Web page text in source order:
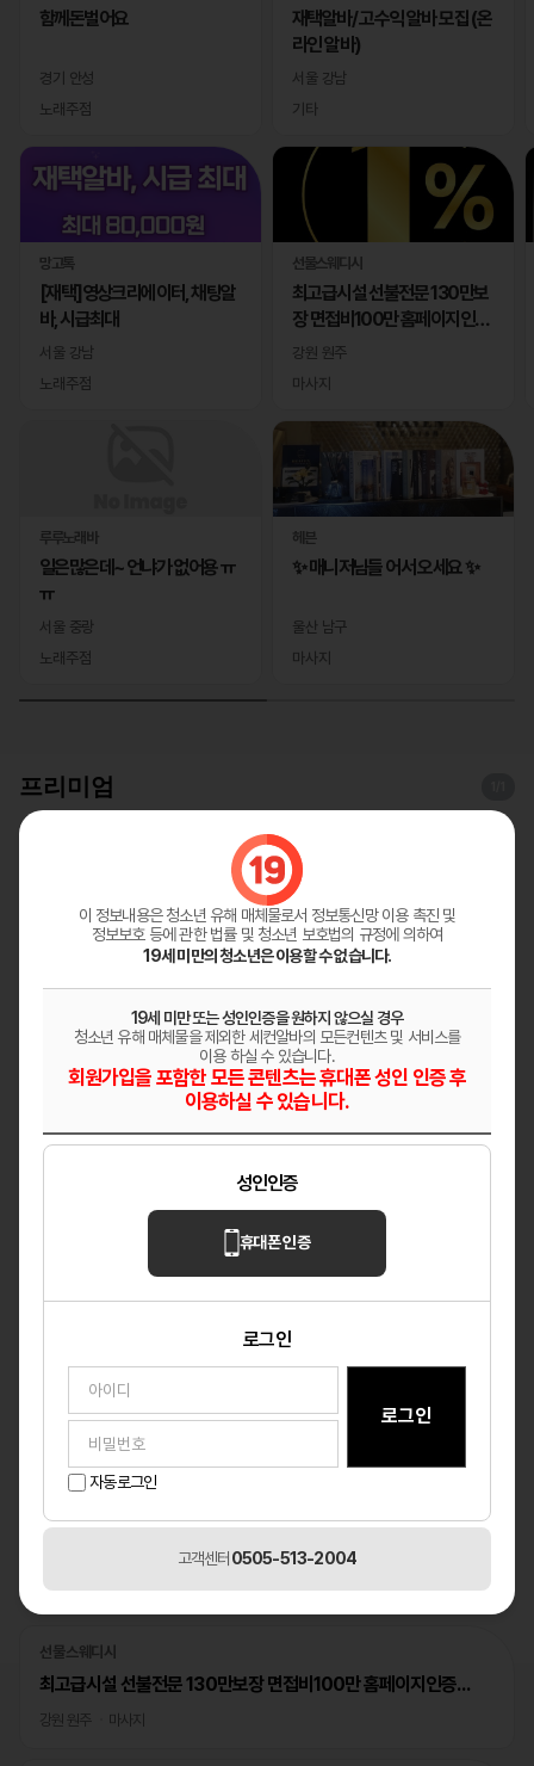
함께돈벌어요
경기 안성
노래주점
망고톡
[재택]영상크리에이터, 채팅알
바, 시급최대
서울 강남
노래주점
루루노래바
일은많은데~ 언냐가 없어용 ㅠ
ㅠ
서울 중랑
노래주점
재택알바/ 고수익 알바 모집 (온
라인 알바)
서울 강남
기타
선물스웨디시
최고급시설 선불전문 130만보
장 면접비100만 홈페이지인증
완료
강원 원주
마사지
헤븐
✨ 매니저님들 어서 오세요 ✨
울산 남구
마사지
프리미엄
원주 혁신도시 「레이테라피」│페이12만│숙소
지원│교통비지원
강원 원주 마사지
헤븐
✨ 매니저님들 어서 오세요 ✨
울산 남구 마사지
깨끗한 분위기의 샵 상시모집
마사지
베스트
선물스웨디시
최고급시설 선불전문 130만보장 면접비100만 홈페이지인증완료
강원 원주 마사지
이 정보내용은 청소년 유해 매체물로서 정보통신망 이용 촉진 및
정보보호 등에 관한 법률 및 청소년 보호법의 규정에 의하여
19세 미만의 청소년은 이용할 수 없습니다.
19세 미만 또는 성인인증을 원하지 않으실 경우
청소년 유해 매체물을 제외한 세컨알바의 모든컨텐츠 및 서비스를
이용 하실 수 있습니다.
회원가입을 포함한 모든 콘텐츠는 휴대폰 성인 인증 후
이용하실 수 있습니다.
성인인증
휴대폰 인증
로그인
자동로그인
고객센터0505-513-2004